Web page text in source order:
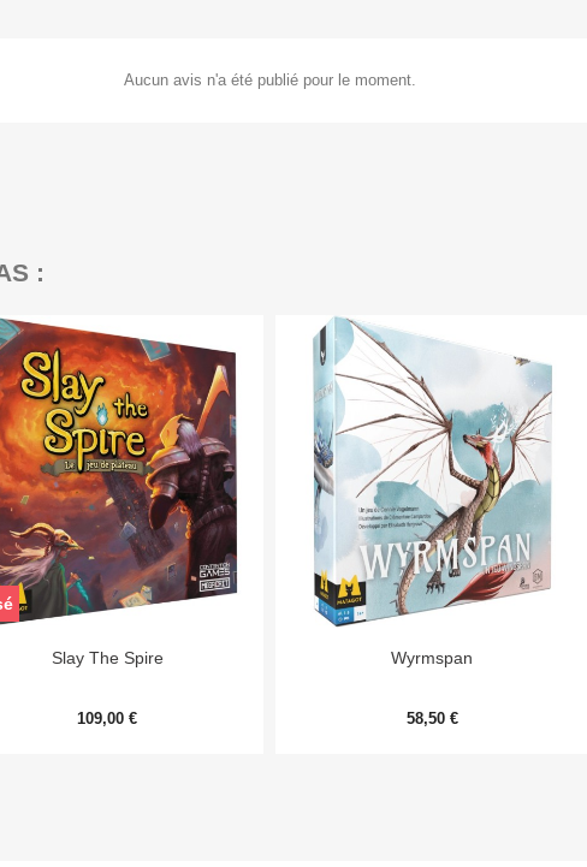
Aucun avis n'a été publié pour le moment.
:
Aperçu rapide
Slay The Spire
109,00 €
Aperçu rapide
Wyrmspan
58,50 €